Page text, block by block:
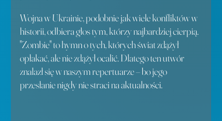
Wojna w Ukrainie, podobnie jak wiele konfliktów w
historii, odbiera głos tym, którzy najbardziej cierpią.
"Zombie" to hymn o tych, których świat zdążył
opłakać, ale nie zdążył ocalić. Dlatego ten utwór
znalazł się w naszym repertuarze – bo jego
przesłanie nigdy nie straci na aktualności.